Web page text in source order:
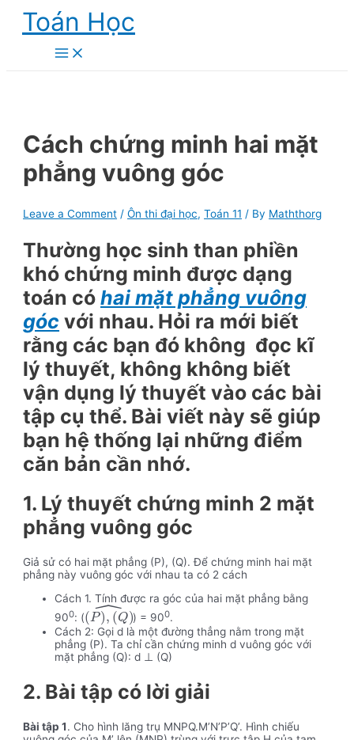
Skip
content
Toán Học
Main
Menu
Cách chứng minh hai mặt
phẳng vuông góc
Leave a Comment /Ôn thi đại học,Toán 11 / By Maththorg
Thường học sinh than phiền
khó chứng minh được dạng
toán cóhai mặt phẳng vuông
góc với nhau. Hỏi ra mới biết
rằng các bạn đó không đọc kĩ
lý thuyết, không không biết
vận dụng lý thuyết vào các bài
tập cụ thể. Bài viết này sẽ giúp
bạn hệ thống lại những điểm
căn bản cần nhớ.
1. Lý thuyết chứng minh 2 mặt
phẳng vuông góc
Giả sử có hai mặt phẳng (P), (Q). Để chứng minh hai mặt
phẳng này vuông góc với nhau ta có 2 cách
Cách 1. Tính được ra góc của hai mặt phẳng bằng
900: ((P), (Q)
ˆ ) = 900.
Cách 2: Gọi d là một đường thẳng nằm trong mặt
phẳng (P). Ta chỉ cần chứng minh d vuông góc với
mặt phẳng (Q): d ⊥ (Q)
2. Bài tập có lời giải
Bài tập 1. Cho hình lăng trụ MNPQ.M’N’P’Q’. Hình chiếu